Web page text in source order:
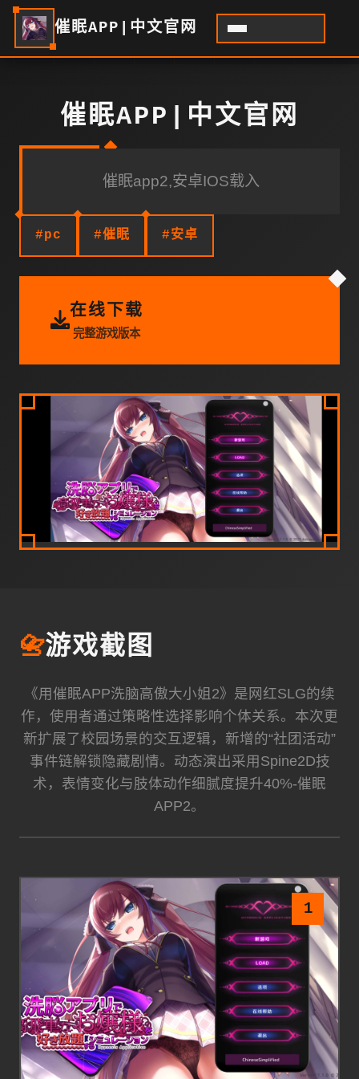
催眠APP|中文官网
催眠APP|中文官网
催眠app2,安卓IOS载入
#pc #催眠 #安卓
在线下载
完整游戏版本
📇游戏截图
《用催眠APP洗脑高傲大小姐2》是网红SLG的续
作，使用者通过策略性选择影响个体关系。本次更
新扩展了校园场景的交互逻辑，新增的“社团活动”
事件链解锁隐藏剧情。动态演出采用Spine2D技
术，表情变化与肢体动作细腻度提升40%-催眠
APP2。
1